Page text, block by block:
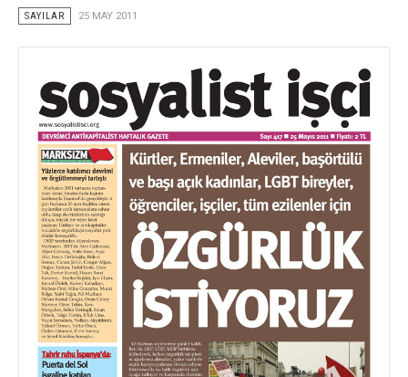
SAYILAR 25 MAY 2011